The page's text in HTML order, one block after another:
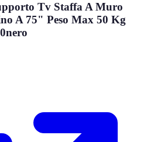
Tv Staffa A Muro
A 75" Peso Max 50 Kg